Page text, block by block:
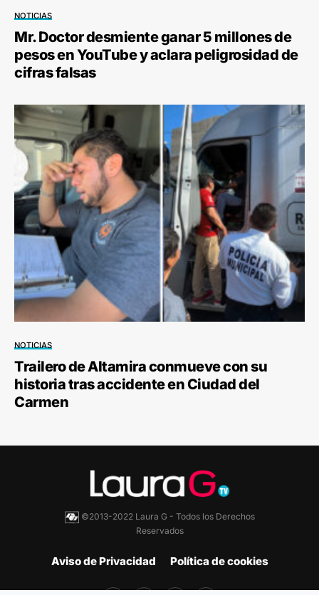
NOTICIAS
Mr. Doctor desmiente ganar 5 millones de
pesos en YouTube y aclara peligrosidad de
cifras falsas
NOTICIAS
Trailero de Altamira conmueve con su
historia tras accidente en Ciudad del
Carmen
©2013-2022 Laura G - Todos los Derechos
Reservados
Aviso de Privacidad Política de cookies